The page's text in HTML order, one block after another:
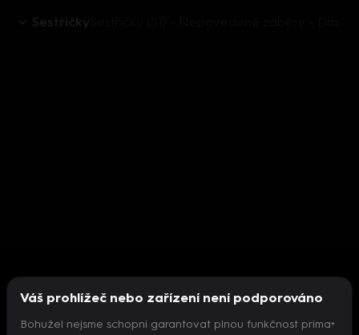
Sestřičky
Váš prohlížeč nebo zařízení není podporováno
Bohužel nejsme schopni garantovat plnou funkčnost prima+